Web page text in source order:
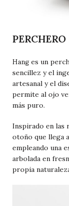
Hang es un
sencillez y el
artesanal y el
permite al ojo
más puro.
Inspirado en las
otoño que llega
empleando una
arbolada en
propia